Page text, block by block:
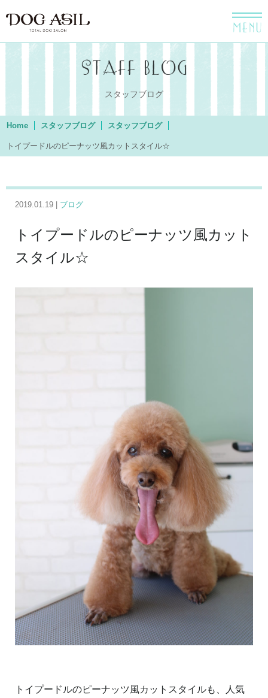
menu
スタッフブログ
Home スタッフブログ スタッフブログ
トイプードルのピーナッツ風カットスタイル☆
2019.01.19 | ブログ
トイプードルのピーナッツ風カット
スタイル☆
トイプードルのピーナッツ風カットスタイルも、人気